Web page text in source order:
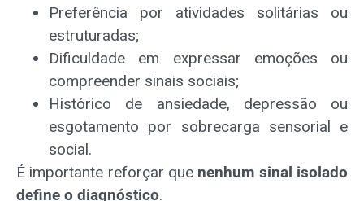
Preferência por atividades solitárias ou
estruturadas;
Dificuldade em expressar emoções ou
compreender sinais sociais;
Histórico de ansiedade, depressão ou
esgotamento por sobrecarga sensorial e
social.
É importante reforçar que nenhum sinal isolado
define o diagnóstico.